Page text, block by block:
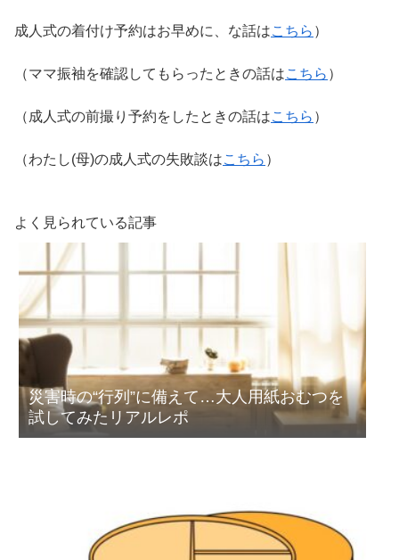
成人式の着付け予約はお早めに、な話はこちら ）
（ママ振袖を確認してもらったときの話はこちら ）
（成人式の前撮り予約をしたときの話はこちら ）
（わたし(母)の成人式の失敗談はこちら ）
よく見られている記事
災害時の“行列”に備えて…大人用紙おむつを
試してみたリアルレポ